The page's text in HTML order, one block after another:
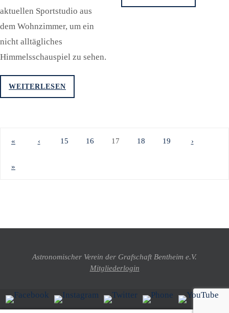
aktuellen Sportstudio aus
dem Wohnzimmer, um ein
nicht alltägliches
Himmelsschauspiel zu sehen.
WEITERLESEN
« ‹ 15 16 17 18 19 ›
»
Astronomischer Verein der Grafschaft Bentheim e.V.
Mitgliederlogin